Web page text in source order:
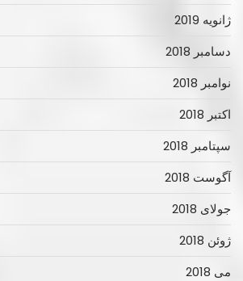
ژانویه 2019
دسامبر 2018
نوامبر 2018
اکتبر 2018
سپتامبر 2018
آگوست 2018
جولای 2018
ژوئن 2018
می 2018